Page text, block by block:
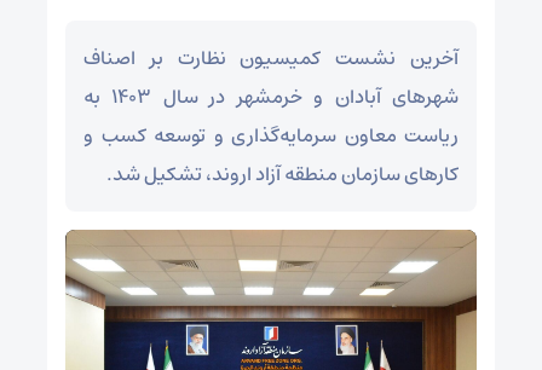
آخرین نشست کمیسیون نظارت بر اصناف
شهرهای آبادان و خرمشهر در سال ۱۴۰۳ به
ریاست معاون سرمایه‌گذاری و توسعه کسب و
کارهای سازمان منطقه آزاد اروند، تشکیل شد.